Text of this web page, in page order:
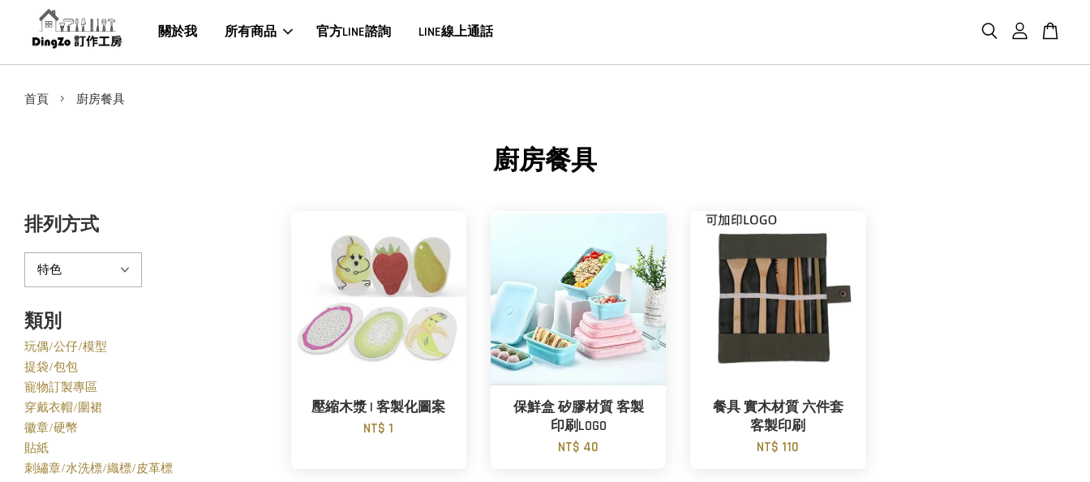
關於我 所有商品 官方LINE諮詢 LINE線上通話
首頁 › 廚房餐具
廚房餐具
排列方式
類別
玩偶/公仔/模型
提袋/包包
寵物訂製專區
穿戴衣帽/圍裙
徽章/硬幣
貼紙
刺繡章/水洗標/織標/皮革標
壓縮木漿 | 客製化圖案
NT$ 1
保鮮盒 矽膠材質 客製
印刷LOGO
NT$ 40
餐具 實木材質 六件套
客製印刷
NT$ 110